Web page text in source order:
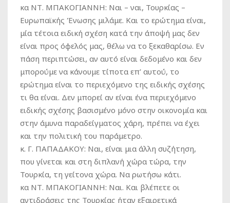
κα ΝΤ. ΜΠΑΚΟΓΙΑΝΝΗ: Ναι – ναι, Τουρκίας –
Ευρωπαϊκής Ένωσης μιλάμε. Και το ερώτημα είναι,
μία τέτοια ειδική σχέση κατά την άποψή μας δεν
είναι προς όφελός μας, θέλω να το ξεκαθαρίσω. Εν
πάση περιπτώσει, αν αυτό είναι δεδομένο και δεν
μπορούμε να κάνουμε τίποτα επ’ αυτού, το
ερώτημα είναι το περιεχόμενο της ειδικής σχέσης
τι θα είναι. Δεν μπορεί αν είναι ένα περιεχόμενο
ειδικής σχέσης βασισμένο μόνο στην οικονομία και
στην άμυνα παραδείγματος χάρη, πρέπει να έχει
και την πολιτική του παράμετρο.
κ. Γ. ΠΑΠΑΔΑΚΟΥ: Ναι, είναι μια άλλη συζήτηση,
που γίνεται και στη διπλανή χώρα τώρα, την
Τουρκία, τη γείτονα χώρα. Να ρωτήσω κάτι.
κα ΝΤ. ΜΠΑΚΟΓΙΑΝΝΗ: Ναι. Και βλέπετε οι
αντιδράσεις της Τουρκίας ήταν εξαιρετικά